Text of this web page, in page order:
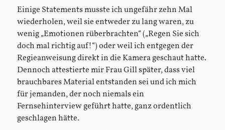
Einige Statements musste ich ungefähr zehn Mal
wiederholen, weil sie entweder zu lang waren, zu
wenig „Emotionen rüberbrachten“ („Regen Sie sich
doch mal richtig auf!“) oder weil ich entgegen der
Regieanweisung direkt in die Kamera geschaut hatte.
Dennoch attestierte mir Frau Gill später, dass viel
brauchbares Material entstanden sei und ich mich
für jemanden, der noch niemals ein
Fernsehinterview geführt hatte, ganz ordentlich
geschlagen hätte.